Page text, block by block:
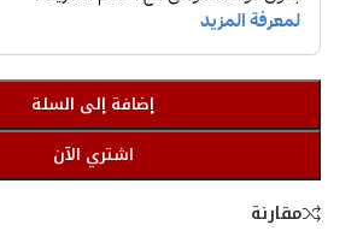
إضافة إلى السلة
اشتري الآن
مقارنة